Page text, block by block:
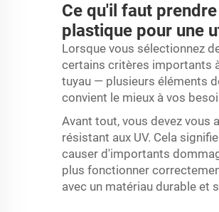
Ce qu'il faut
plastique pour une
Lorsque vous sélectionnez
certains critères importants
tuyau — plusieurs éléments
convient le mieux à vos
Avant tout, vous devez vous
résistant aux UV. Cela
causer d'importants
plus fonctionner
avec un matériau durable et